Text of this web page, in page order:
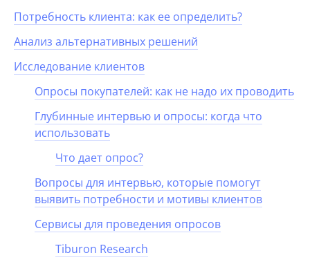
Потребность клиента: как ее определить?
Анализ альтернативных решений
Исследование клиентов
Опросы покупателей: как не надо их проводить
Глубинные интервью и опросы: когда что
использовать
Что дает опрос?
Вопросы для интервью, которые помогут
выявить потребности и мотивы клиентов
Сервисы для проведения опросов
Tiburon Research